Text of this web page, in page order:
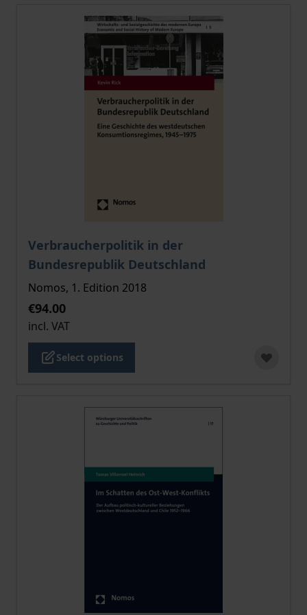
Verbraucherpolitik in der
Bundesrepublik Deutschland
The price depends on the options chosen on the
Nomos, 1. Edition 2018
€94.00
incl. VAT
Select options